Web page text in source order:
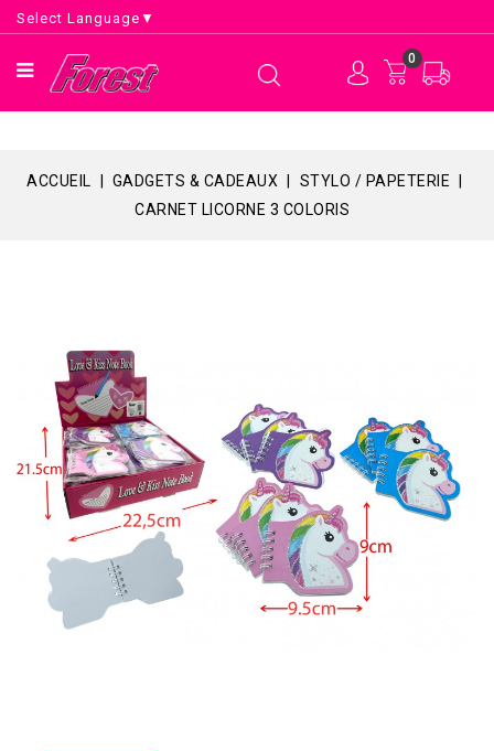
Select Language ▼
0
ACCUEIL GADGETS & CADEAUX
STYLO / PAPETERIE
CARNET LICORNE 3 COLORIS